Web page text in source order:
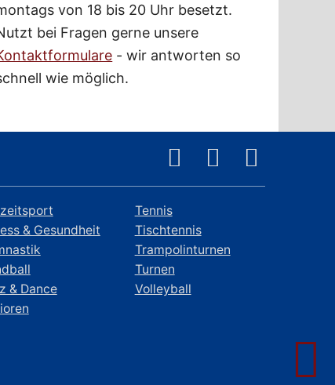
von 18 bis 20 Uhr besetzt.
bei Fragen gerne unsere
- wir antworten so
wie möglich.
& Gesundheit
& Dance
Tennis
Tischtennis
Trampolinturnen
Turnen
Volleyball